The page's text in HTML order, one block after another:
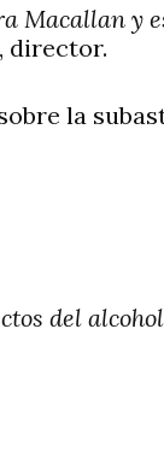
Macallan y
, director.
la
del